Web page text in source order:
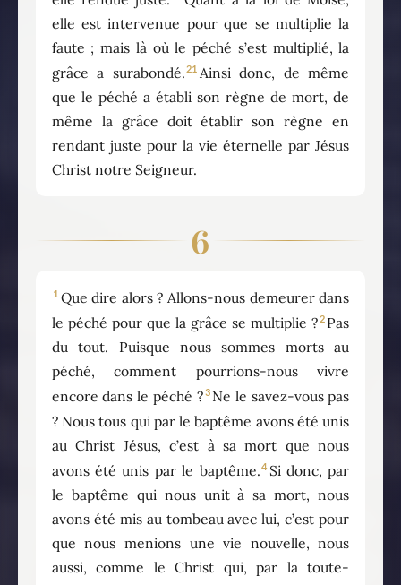
elle est intervenue pour que se multiplie la
faute ; mais là où le péché s’est multiplié, la
grâce a surabondé.21 Ainsi donc, de même
que le péché a établi son règne de mort, de
même la grâce doit établir son règne en
rendant juste pour la vie éternelle par Jésus
Christ notre Seigneur.
6
1 Que dire alors ? Allons-nous demeurer dans
le péché pour que la grâce se multiplie ?2 Pas
du tout. Puisque nous sommes morts au
péché, comment pourrions-nous vivre
encore dans le péché ?3 Ne le savez-vous pas
? Nous tous qui par le baptême avons été unis
au Christ Jésus, c’est à sa mort que nous
avons été unis par le baptême.4 Si donc, par
le baptême qui nous unit à sa mort, nous
avons été mis au tombeau avec lui, c’est pour
que nous menions une vie nouvelle, nous
aussi, comme le Christ qui, par la toute-